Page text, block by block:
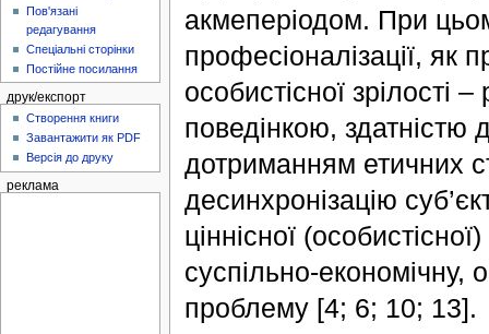
акмеперіодом. При
професіоналізації, як
особистісної
поведінкою, здатністю
дотриманням етичних
десинхронізацію
ціннісної
суспільно-економічну,
проблему [4; 6; 10; 13].
Пов'язані
редагування
Спеціальні сторінки
Постійне посилання
друк/експорт
Створення книги
Завантажити як PDF
Версія до друку
реклама